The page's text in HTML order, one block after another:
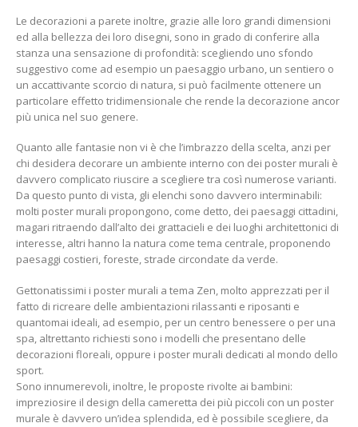
Le decorazioni a parete inoltre, grazie alle loro grandi dimensioni
ed alla bellezza dei loro disegni, sono in grado di conferire alla
stanza una sensazione di profondità: scegliendo uno sfondo
suggestivo come ad esempio un paesaggio urbano, un sentiero o
un accattivante scorcio di natura, si può facilmente ottenere un
particolare effetto tridimensionale che rende la decorazione ancor
più unica nel suo genere.
Quanto alle fantasie non vi è che l’imbrazzo della scelta, anzi per
chi desidera decorare un ambiente interno con dei poster murali è
davvero complicato riuscire a scegliere tra così numerose varianti.
Da questo punto di vista, gli elenchi sono davvero interminabili:
molti poster murali propongono, come detto, dei paesaggi cittadini,
magari ritraendo dall’alto dei grattacieli e dei luoghi architettonici di
interesse, altri hanno la natura come tema centrale, proponendo
paesaggi costieri, foreste, strade circondate da verde.
Gettonatissimi i poster murali a tema Zen, molto apprezzati per il
fatto di ricreare delle ambientazioni rilassanti e riposanti e
quantomai ideali, ad esempio, per un centro benessere o per una
spa, altrettanto richiesti sono i modelli che presentano delle
decorazioni floreali, oppure i poster murali dedicati al mondo dello
sport.
Sono innumerevoli, inoltre, le proposte rivolte ai bambini:
impreziosire il design della cameretta dei più piccoli con un poster
murale è davvero un’idea splendida, ed è possibile scegliere, da